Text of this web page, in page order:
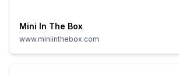
Mini In The Box
www.miniinthebox.com